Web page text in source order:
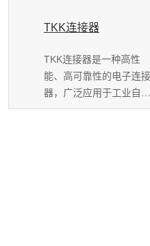
TKK连接器
TKK连接器是一种高性
能、高可靠性的电子连接
器，广泛应用于工业自动
化、通信设备、汽车...